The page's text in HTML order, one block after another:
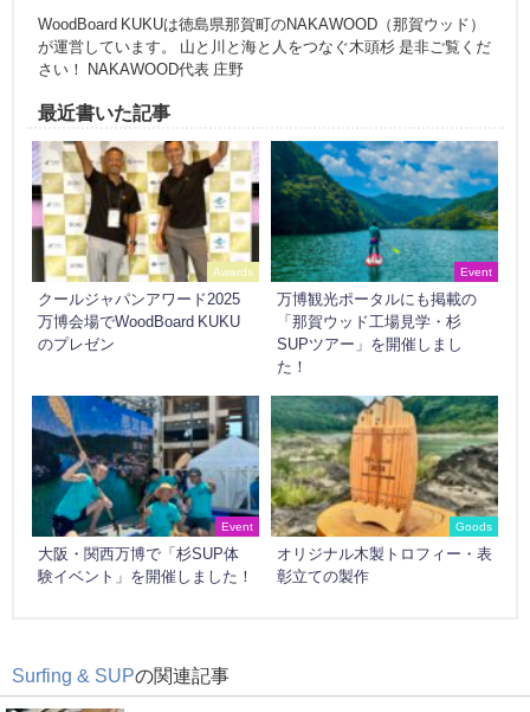
WoodBoard KUKUは徳島県那賀町のNAKAWOOD（那賀ウッド）
が運営しています。 山と川と海と人をつなぐ木頭杉 是非ご覧くだ
さい！ NAKAWOOD代表 庄野
最近書いた記事
Awards
クールジャパンアワード2025
万博会場でWoodBoard KUKU
のプレゼン
Event
万博観光ポータルにも掲載の
「那賀ウッド工場見学・杉
SUPツアー」を開催しまし
た！
Event
大阪・関西万博で「杉SUP体
験イベント」を開催しました！
Goods
オリジナル木製トロフィー・表
彰立ての製作
Surfing & SUPの関連記事